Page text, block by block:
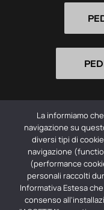
© 2026 Comall
Società con socio
La informiamo
navigazione su
diversi tipi di
navigazione
(performance
personali raccolti
Informativa Estesa
consenso